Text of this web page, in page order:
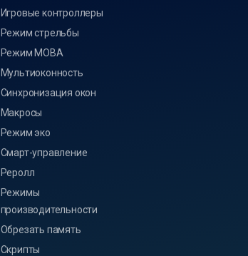
Игровые контроллеры
Режим стрельбы
Режим MOBA
Мультиоконность
Синхронизация окон
Макросы
Режим эко
Смарт-управление
Реролл
Режимы
производительности
Обрезать память
Скрипты